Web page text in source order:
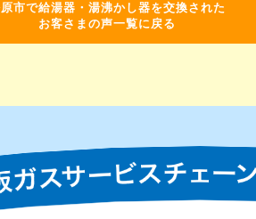
市で給湯器・湯沸かし器を交換された
お客さまの声一覧に戻る